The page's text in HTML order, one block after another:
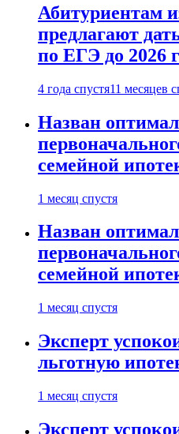
Абитуриентам
предлагают
по ЕГЭ до 2026
4 года спустя11 месяцев
Назван
семейной
1 месяц спустя
Назван
семейной
1 месяц спустя
Эксперт
льготную
1 месяц спустя
Эксперт